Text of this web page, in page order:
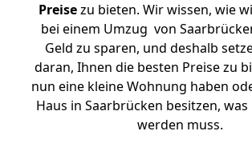
Preisezu bieten. Wir wissen, wie
bei einem Umzug von
Geld zu sparen, und deshalb
daran, Ihnen die besten Preise zu
nun eine kleine Wohnung haben
Haus in Saarbrücken besitzen,
werden muss.